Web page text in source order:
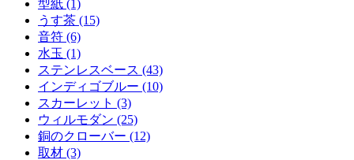
型紙 (1)
うす茶 (15)
音符 (6)
水玉 (1)
ステンレスベース (43)
インディゴブルー (10)
スカーレット (3)
ウィルモダン (25)
銅のクローバー (12)
取材 (3)